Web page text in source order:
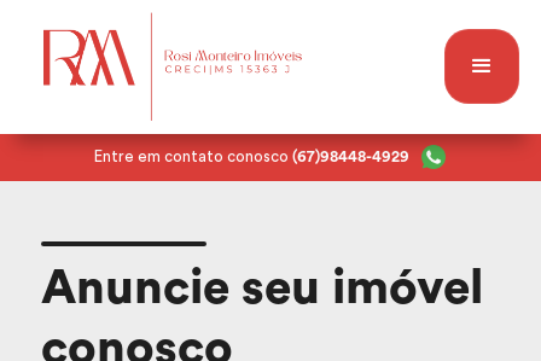
Entre em contato conosco (67)98448-4929
Anuncie seu imóvel
conosco